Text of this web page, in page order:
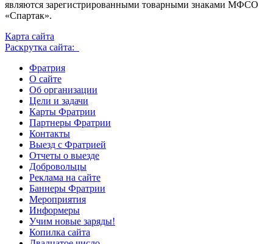
являются зарегистрированными товарными знаками МФСО
«Спартак».
Карта сайта
Раскрутка сайта:
Фратрия
О сайте
Об организации
Цели и задачи
Карты Фратрии
Партнеры Фратрии
Контакты
Выезд с Фратрией
Отчеты о выезде
Добровольцы
Реклама на сайте
Баннеры Фратрии
Мероприятия
Информеры
Учим новые заряды!
Копилка сайта